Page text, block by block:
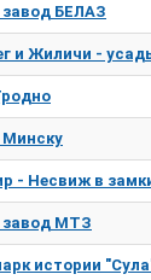
завод БЕЛАЗ
и Жиличи -
Минску
- Несвиж в
завод МТЗ
истории